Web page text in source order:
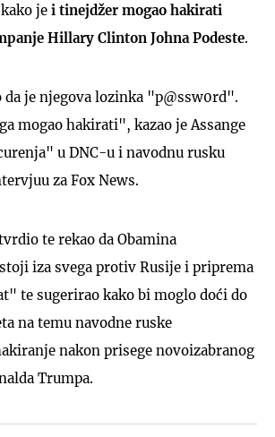
je i tinejdžer mogao hakirati
Hillary Clinton Johna Podeste.
da je njegova lozinka "p@ssw0rd".
mogao hakirati", kazao je Assange
u DNC-u i navodnu rusku
za Fox News.
te rekao da Obamina
iza svega protiv Rusije i priprema
te sugerirao kako bi moglo doći do
na temu navodne ruske
nakon prisege novoizabranog
Trumpa.